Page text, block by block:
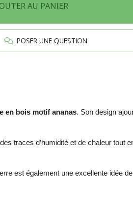
AU PANIER
POSER UNE QUESTION
en bois motif ananas. Son design
traces d’humidité et de chaleur tout
est également une excellente idée de